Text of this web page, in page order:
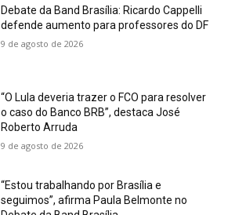
Debate da Band Brasília: Ricardo Cappelli
defende aumento para professores do DF
9 de agosto de 2026
“O Lula deveria trazer o FCO para resolver
o caso do Banco BRB”, destaca José
Roberto Arruda
9 de agosto de 2026
“Estou trabalhando por Brasília e
seguimos”, afirma Paula Belmonte no